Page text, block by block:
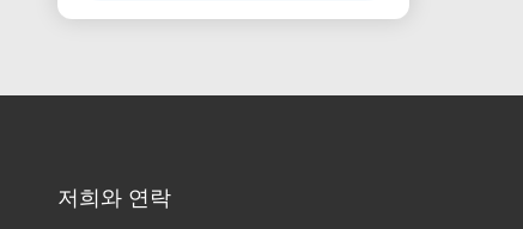
저희와 연락